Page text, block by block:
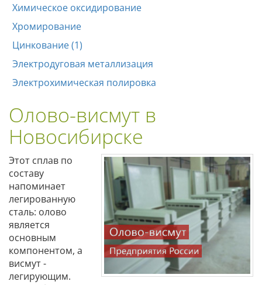
Химическое оксидирование
Хромирование
Цинкование (1)
Электродуговая металлизация
Электрохимическая полировка
Олово-висмут в
Новосибирске
Этот сплав по
составу
напоминает
легированную
сталь: олово
является
основным
компонентом, а
висмут -
легирующим.